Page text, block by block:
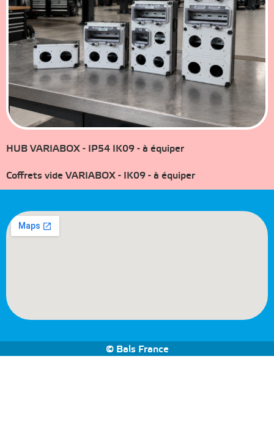
HUB VARIABOX - IP54 IK09 - à équiper
Coffrets vide VARIABOX - IK09 - à équiper
© Bals France